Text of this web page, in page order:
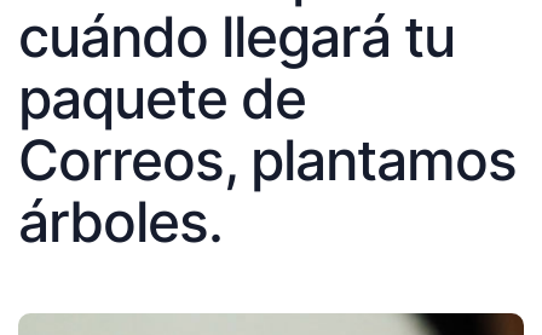
cuándo llegará tu
paquete de
Correos, plantamos
árboles.